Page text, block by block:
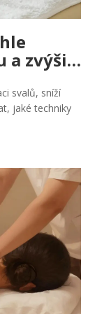
a zvýšit
svalů, sníží
jaké techniky